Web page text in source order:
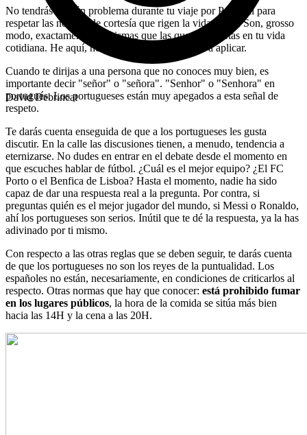
David Debrincat
No tendrás ningún problema durante tu viaje por Portugal para
respetar las normas de cortesía que rigen la vida diaria. Son, grosso
modo, exactamente las mismas que las que ya respetas en tu vida
cotidiana. He aquí, no obstante, algunas reglas a aplicar.
Cuando te dirijas a una persona que no conoces muy bien, es
importante decir "señor" o "señora". "Senhor" o "Senhora" en
portugués. Los portugueses están muy apegados a esta señal de
respeto.
Te darás cuenta enseguida de que a los portugueses les gusta
discutir. En la calle las discusiones tienen, a menudo, tendencia a
eternizarse. No dudes en entrar en el debate desde el momento en
que escuches hablar de fútbol. ¿Cuál es el mejor equipo? ¿El FC
Porto o el Benfica de Lisboa? Hasta el momento, nadie ha sido
capaz de dar una respuesta real a la pregunta. Por contra, si
preguntas quién es el mejor jugador del mundo, si Messi o Ronaldo,
ahí los portugueses son serios. Inútil que te dé la respuesta, ya la has
adivinado por ti mismo.
Con respecto a las otras reglas que se deben seguir, te darás cuenta
de que los portugueses no son los reyes de la puntualidad. Los
españoles no están, necesariamente, en condiciones de criticarlos al
respecto. Otras normas que hay que conocer: está prohibido fumar
en los lugares públicos, la hora de la comida se sitúa más bien
hacia las 14H y la cena a las 20H.